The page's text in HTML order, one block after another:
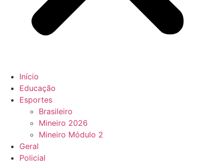
Início
Educação
Esportes
Brasileiro
Mineiro 2026
Mineiro Módulo 2
Geral
Policial